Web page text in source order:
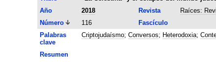
Año
2018 Revista Raíces:
Número
116 Fascículo
Palabras
clave
Criptojudaísmo; Conversos; Heterodoxia;
Resumen